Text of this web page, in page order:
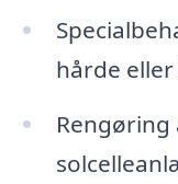
hårde
Rengøring